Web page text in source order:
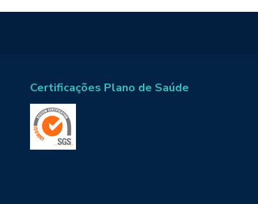
Certificações Plano de Saúde